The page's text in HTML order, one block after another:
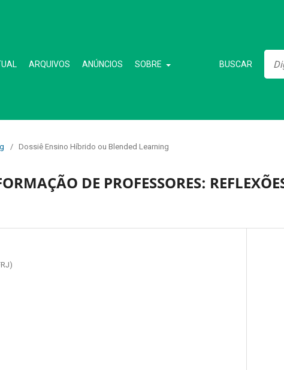
ARQUIVOS ANÚNCIOS SOBRE BUSCAR
/ Dossiê Ensino Híbrido ou Blended Learning
DE PROFESSORES: